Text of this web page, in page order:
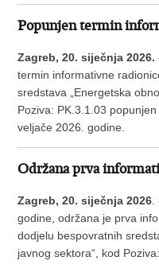
Popunjen termin
Zagreb, 20. siječnja 2026.
termin informativne
sredstava „Energetska
Poziva: PK.3.1.03
veljače 2026. godine.
Održana prva
Zagreb, 20. siječnja 2026
godine, održana je prva
dodjelu bespovratnih
javnog sektora“, kod